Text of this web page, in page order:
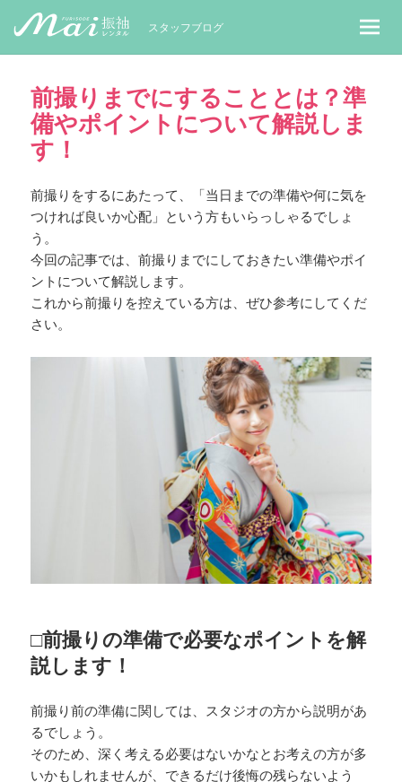
MaiレンタルBLOG｜Maiで成人式振袖
スタッフブログ
前撮りまでにすることとは？準
備やポイントについて解説しま
す！
前撮りをするにあたって、「当日までの準備や何に気を
つければ良いか心配」という方もいらっしゃるでしょ
う。
今回の記事では、前撮りまでにしておきたい準備やポイ
ントについて解説します。
これから前撮りを控えている方は、ぜひ参考にしてくだ
さい。
□前撮りの準備で必要なポイントを解
説します！
前撮り前の準備に関しては、スタジオの方から説明があ
るでしょう。
そのため、深く考える必要はないかなとお考えの方が多
いかもしれませんが、できるだけ後悔の残らないよう